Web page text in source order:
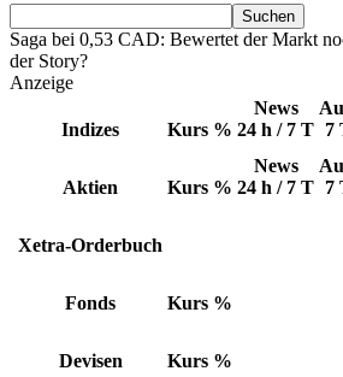
Saga bei 0,53 CAD: Bewertet der Markt
der Story?
Anzeige
Indizes Kurs %
News
24 h / 7 T 7
Aktien Kurs %
News
24 h / 7 T 7
Xetra-Orderbuch
Fonds Kurs %
Devisen Kurs %